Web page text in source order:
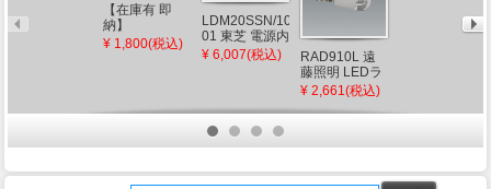
【在庫有 即
納】
FHF32EX-N-H
後継品
光灯 Hf蛍光灯
ラル色 (G13)
¥ 1,800(税込)
LDM20SSN/10/10-
01 東芝 電源内
蔵LEDランプ
¥ 6,007(税込)
RAD910L 遠
藤照明 LEDラ
ンプ 電球色 調
¥ 2,661(税込)
プトン型 電球